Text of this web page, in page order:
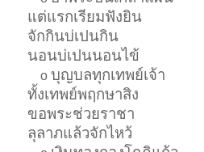
แต่แรกเรียมฟังยิน
จักกินบ่เปนกิน
นอนบ่เปนนอนไข้
o บุญบลทุกเทพย์เจ้า
ทั้งเทพย์พฤกษาสิง
ขอพระช่วยราชา
ลุลาภแล้วจักไหว้